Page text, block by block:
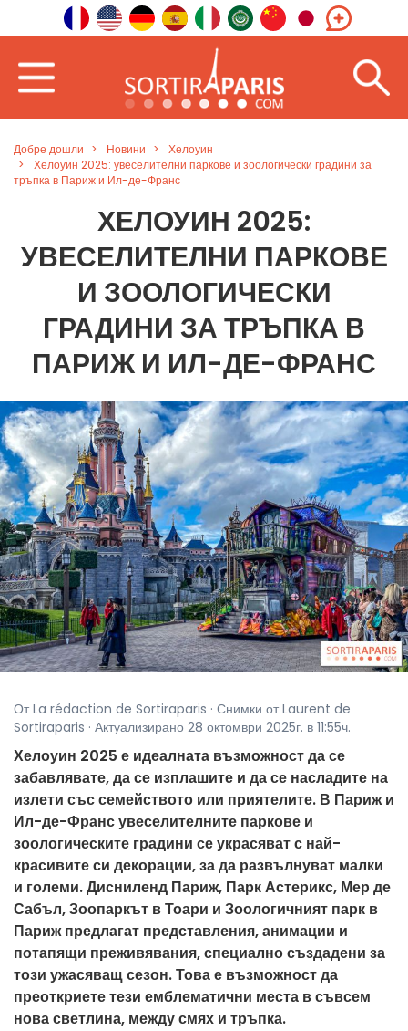
Добре дошли Новини
Хелоуин
Хелоуин 2025: увеселителни паркове и зоологически градини за
тръпка в Париж и Ил-де-Франс
ХЕЛОУИН 2025:
УВЕСЕЛИТЕЛНИ ПАРКОВЕ
И ЗООЛОГИЧЕСКИ
ГРАДИНИ ЗА ТРЪПКА В
ПАРИЖ И ИЛ-ДЕ-ФРАНС
От La rédaction de Sortiraparis · Снимки от Laurent de
Sortiraparis · Актуализирано 28 октомври 2025г. в 11:55ч.
Хелоуин 2025 е идеалната възможност да се
забавлявате, да се изплашите и да се насладите на
излети със семейството или приятелите. В Париж и
Ил-де-Франс увеселителните паркове и
зоологическите градини се украсяват с най-
красивите си декорации, за да развълнуват малки
и големи. Дисниленд Париж, Парк Астерикс, Мер де
Сабъл, Зоопаркът в Тоари и Зоологичният парк в
Париж предлагат представления, анимации и
потапящи преживявания, специално създадени за
този ужасяващ сезон. Това е възможност да
преоткриете тези емблематични места в съвсем
нова светлина, между смях и тръпка.